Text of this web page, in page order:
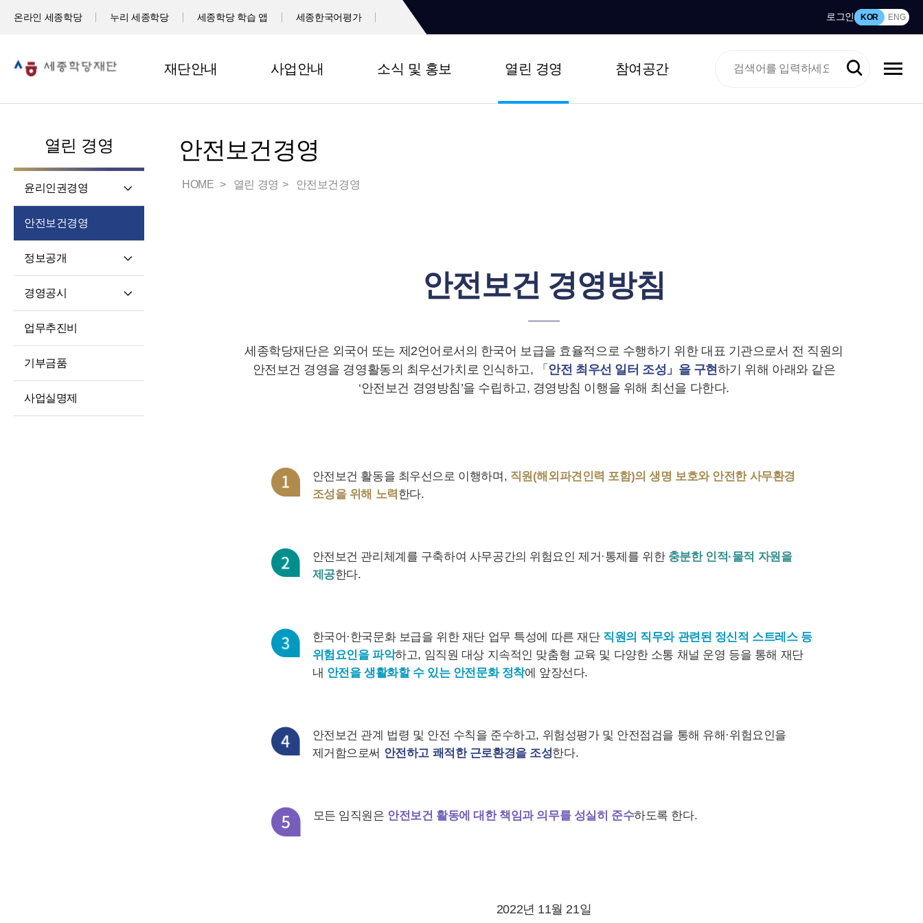
온라인 세종학당 누리 세종학당 세종학당 학습 앱 세종한국어평가 로그인 KOR ENG
재단안내 사업안내 소식 및 홍보 열린 경영 참여공간
열린 경영
윤리인권경영
고객서비스 헌장
윤리 자가 진단
재단 청렴 실천 결의문
인권경영
윤리인권경영 활동
청렴포털부패신고
(레드휘슬)
안전보건경영
정보공개
처리절차
정보공개방법
불복구제절차
경영공시
징계처분 결과
소송 및 소송대리인
현황
업무추진비
기부금품
사업실명제
안전보건경영
HOME 열린 경영 안전보건경영
안전보건 경영방침
세종학당재단은 외국어 또는 제2언어로서의 한국어 보급을 효율적으로 수행하기 위한 대표 기관으로서 전 직원의
안전보건 경영을 경영활동의 최우선가치로 인식하고, 「 안전 최우선 일터 조성」을 구현하기 위해 아래와 같은
‘안전보건 경영방침’을 수립하고, 경영방침 이행을 위해 최선을 다한다.
안전보건 활동을 최우선으로 이행하며, 직원(해외파견인력 포함)의 생명 보호와 안전한 사무환경
조성을 위해 노력 한다.
안전보건 관리체계를 구축하여 사무공간의 위험요인 제거·통제를 위한 충분한 인적·물적 자원을
제공한다.
한국어·한국문화 보급을 위한 재단 업무 특성에 따른 재단 직원의 직무와 관련된 정신적 스트레스 등
위험요인을 파악하고, 임직원 대상 지속적인 맞춤형 교육 및 다양한 소통 채널 운영 등을 통해 재단
내 안전을 생활화할 수 있는 안전문화 정착에 앞장선다.
안전보건 관계 법령 및 안전 수칙을 준수하고, 위험성평가 및 안전점검을 통해 유해·위험요인을
제거함으로써 안전하고 쾌적한 근로환경을 조성한다.
모든 임직원은 안전보건 활동에 대한 책임과 의무를 성실히 준수하도록 한다.
2022년 11월 21일